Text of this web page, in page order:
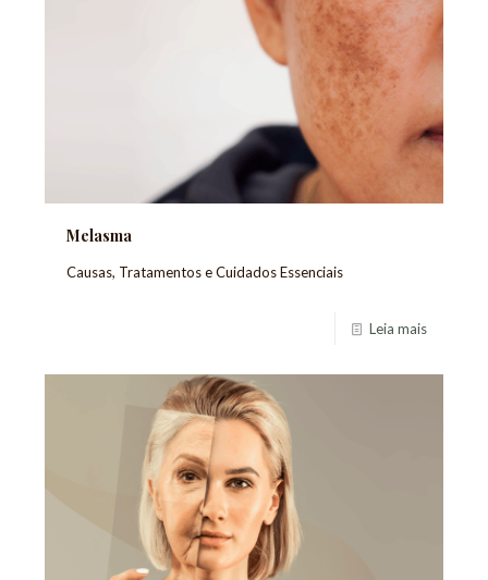
Melasma
Causas, Tratamentos e Cuidados Essenciais
Leia mais